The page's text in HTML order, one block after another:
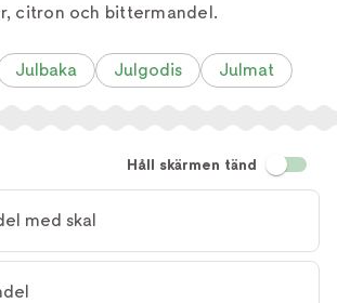
citron och bittermandel.
Julbaka Julgodis Julmat
Håll skärmen tänd
med skal